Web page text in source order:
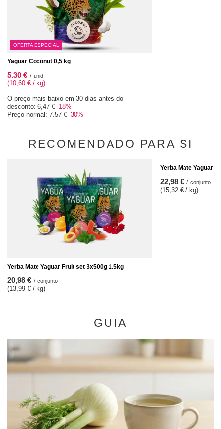
OFERTA ESPECIAL
Yaguar Coconut 0,5 kg
5,30 € / unid.
(10,60 € / kg)
O preço mais baixo em 30 dias antes do
desconto: 6,47 € -18%
Preço normal: 7,57 € -30%
RECOMENDADO PARA SI
Yerba Mate Yaguar Fruit set 3x500g 1.5kg
20,98 € / conjunto
(13,99 € / kg)
Yerba Mate Yaguar
22,98 € / conjunto
(15,32 € / kg)
GUIA